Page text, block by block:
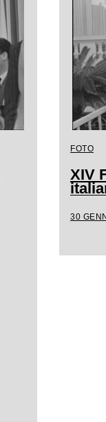
FOTO
XIV
30